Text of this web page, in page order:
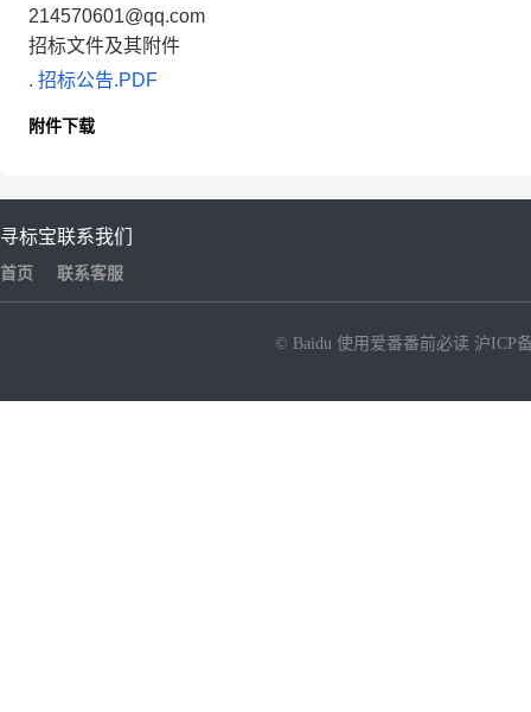
214570601@qq.com
招标文件及其附件
. 招标公告.PDF
附件下载
寻标宝
首页
联系我们
联系客服
© Baidu 使用爱番番前必读 沪ICP